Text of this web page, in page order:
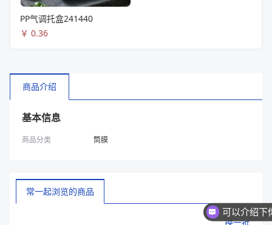
PP气调托盒241440
￥ 0.36
商品介绍
基本信息
商品分类 筒膜
常一起浏览的商品
换一批